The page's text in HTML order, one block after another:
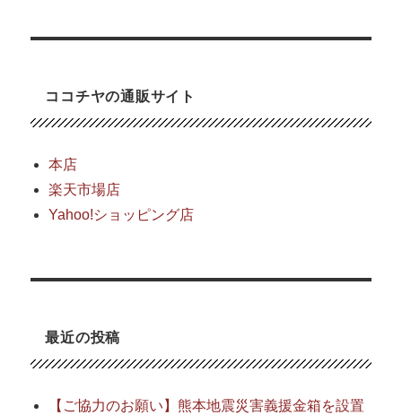
ココチヤの通販サイト
本店
楽天市場店
Yahoo!ショッピング店
最近の投稿
【ご協力のお願い】熊本地震災害義援金箱を設置